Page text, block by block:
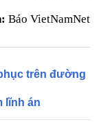
Báo VietNamNet
trên đường
lĩnh án